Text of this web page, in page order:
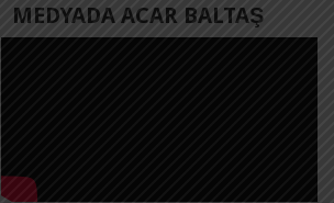
MEDYADA ACAR BALTAŞ